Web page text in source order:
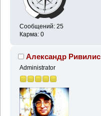
Сообщений: 25
Карма: 0
Александр Ривилис
Administrator